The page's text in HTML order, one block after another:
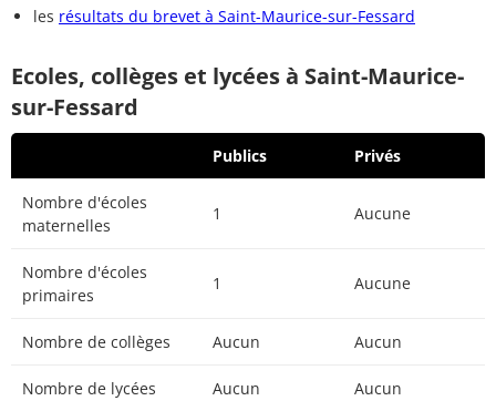
les résultats du brevet à Saint-Maurice-sur-Fessard
Ecoles, collèges et lycées à Saint-Maurice-
sur-Fessard
Publics Privés
Nombre d'écoles
maternelles
1 Aucune
Nombre d'écoles
primaires
1 Aucune
Nombre de collèges Aucun Aucun
Nombre de lycées Aucun Aucun